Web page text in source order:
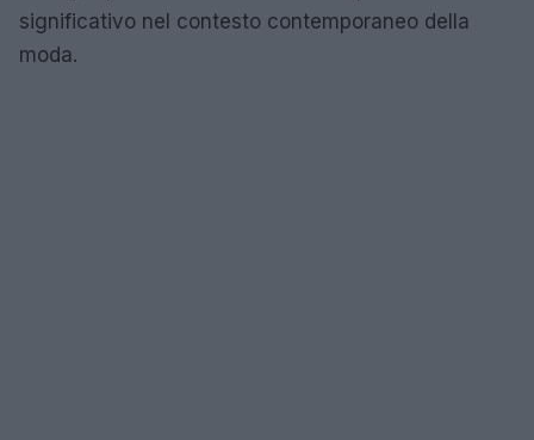
significativo nel contesto contemporaneo della
moda.